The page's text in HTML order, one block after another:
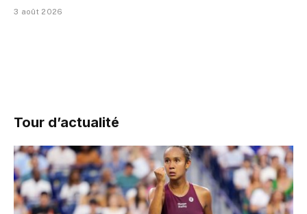
3 août 2026
Tour d’actualité